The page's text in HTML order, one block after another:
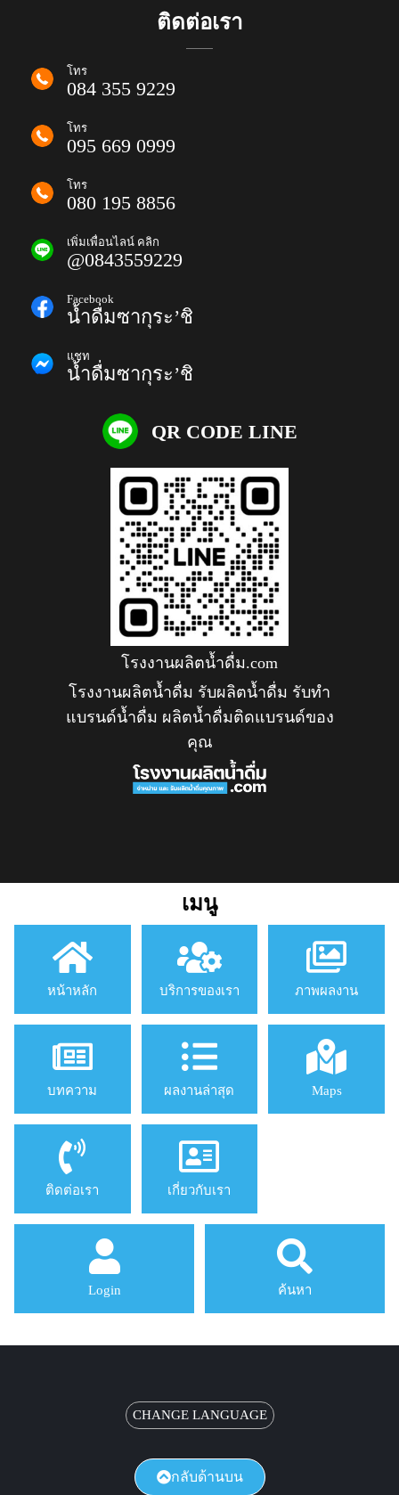
ติดต่อเรา
โทร
084 355 9229
โทร
095 669 0999
โทร
080 195 8856
เพิ่มเพื่อนไลน์ คลิก
@0843559229
Facebook
น้ำดื่มซากุระ’ชิ
แชท
น้ำดื่มซากุระ’ชิ
QR CODE LINE
โรงงานผลิตน้ำดื่ม.com
โรงงานผลิตน้ำดื่ม รับผลิตน้ำดื่ม รับทำ
แบรนด์น้ำดื่ม ผลิตน้ำดื่มติดแบรนด์ของ
คุณ
เมนู
หน้าหลัก บริการของเรา ภาพผลงาน
บทความ ผลงานล่าสุด Maps
ติดต่อเรา เกี่ยวกับเรา
Login ค้นหา
CHANGE LANGUAGE
กลับด้านบน